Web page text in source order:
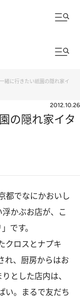
緒に行きたい祇園の隠れ家イ
2012.10.26
の隠れ家イタ
都でなにかおいし
かぶお店が、こ
です。
クロスとナプキ
れ、厨房からはお
とした店内は、
い。まるで友だち